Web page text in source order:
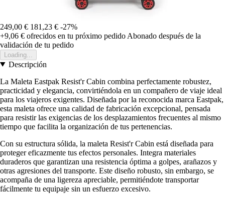
249,00 € 181,23 € -27%
+9,06 € ofrecidos en tu próximo pedido Abonado después de la
validación de tu pedido
Loading...
Descripción
La Maleta Eastpak Resist'r Cabin combina perfectamente robustez,
practicidad y elegancia, convirtiéndola en un compañero de viaje ideal
para los viajeros exigentes. Diseñada por la reconocida marca Eastpak,
esta maleta ofrece una calidad de fabricación excepcional, pensada
para resistir las exigencias de los desplazamientos frecuentes al mismo
tiempo que facilita la organización de tus pertenencias.
Con su estructura sólida, la maleta Resist'r Cabin está diseñada para
proteger eficazmente tus efectos personales. Integra materiales
duraderos que garantizan una resistencia óptima a golpes, arañazos y
otras agresiones del transporte. Este diseño robusto, sin embargo, se
acompaña de una ligereza apreciable, permitiéndote transportar
fácilmente tu equipaje sin un esfuerzo excesivo.